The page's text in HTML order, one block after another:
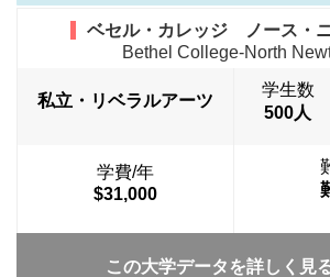
ベセル・カレッジ ノース・
Bethel College-North
私立・リベラルアーツ
学生数
500人
学費/年
$31,000
この大学データを詳しく見